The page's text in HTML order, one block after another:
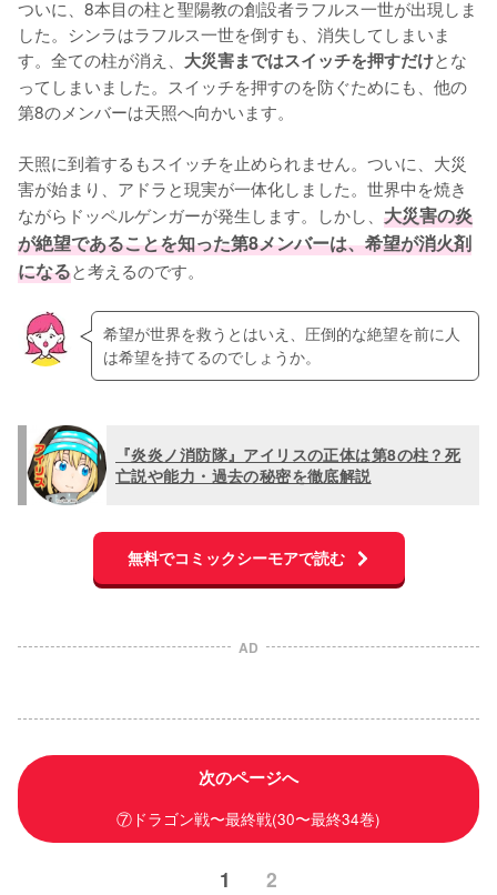
ついに、8本目の柱と聖陽教の創設者ラフルス一世が出現しま
した。シンラはラフルス一世を倒すも、消失してしまいま
す。全ての柱が消え、 大災害まではスイッチを押すだけとな
ってしまいました。スイッチを押すのを防ぐためにも、他の
第8のメンバーは天照へ向かいます。
天照に到着するもスイッチを止められません。ついに、大災
害が始まり、アドラと現実が一体化しました。世界中を焼き
ながらドッペルゲンガーが発生します。しかし、 大災害の炎
が絶望であることを知った第8メンバーは、希望が消火剤
になると考えるのです。
希望が世界を救うとはいえ、圧倒的な絶望を前に人
は希望を持てるのでしょうか。
『炎炎ノ消防隊』アイリスの正体は第8の柱？死
亡説や能力・過去の秘密を徹底解説
無料でコミックシーモアで読む
AD
次のページへ
⑦ドラゴン戦〜最終戦(30〜最終34巻)
1 2